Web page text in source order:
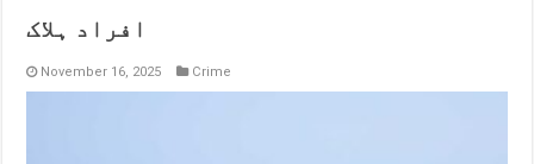
افراد ہلاک
November 16, 2025 Crime